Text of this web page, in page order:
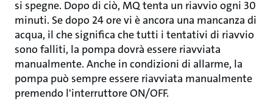
si spegne. Dopo di ciò, MQ tenta un riavvio ogni 30
minuti. Se dopo 24 ore vi è ancora una mancanza di
acqua, il che significa che tutti i tentativi di riavvio
sono falliti, la pompa dovrà essere riavviata
manualmente. Anche in condizioni di allarme, la
pompa può sempre essere riavviata manualmente
premendo l'interruttore ON/OFF.